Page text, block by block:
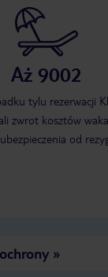
Aż 9002
tylu rezerwacji
zwrot kosztów
od
»